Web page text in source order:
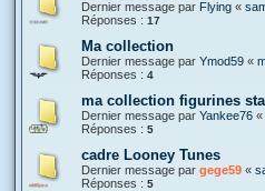
Dernier message par Flying «
Réponses : 17
Ma collection
Dernier message par Ymod59 «
Réponses : 4
ma collection figurines
Dernier message par Yankee76 «
Réponses : 5
cadre Looney Tunes
Dernier message par gege59 «
Réponses : 5